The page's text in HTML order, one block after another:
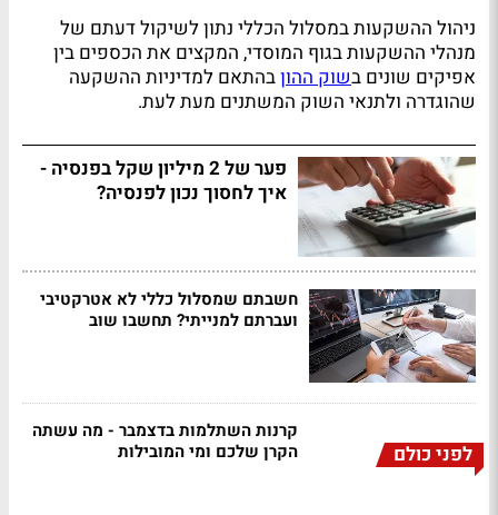
ניהול ההשקעות במסלול הכללי נתון לשיקול דעתם של
מנהלי ההשקעות בגוף המוסדי, המקצים את הכספים בין
אפיקים שונים בשוק ההוןבהתאם למדיניות ההשקעה
שהוגדרה ולתנאי השוק המשתנים מעת לעת.
פער של 2 מיליון שקל בפנסיה -
איך לחסוך נכון לפנסיה?
חשבתם שמסלול כללי לא אטרקטיבי
ועברתם למנייתי? תחשבו שוב
לפני כולם
קרנות השתלמות בדצמבר - מה עשתה
הקרן שלכם ומי המובילות